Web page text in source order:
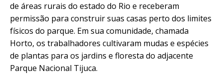
de áreas rurais do estado do Rio e receberam
permissão para construir suas casas perto dos limites
físicos do parque. Em sua comunidade, chamada
Horto, os trabalhadores cultivaram mudas e espécies
de plantas para os jardins e floresta do adjacente
Parque Nacional Tijuca.